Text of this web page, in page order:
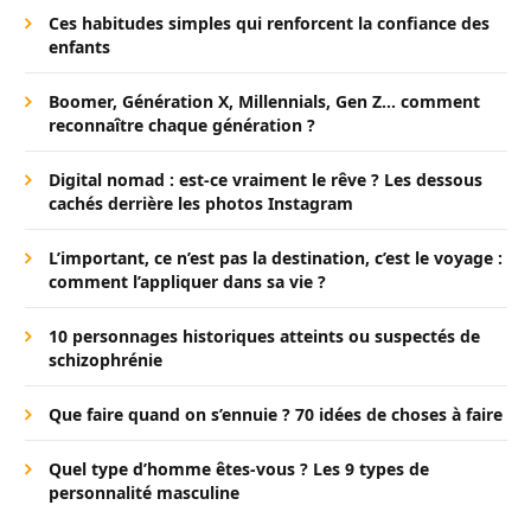
Ces habitudes simples qui renforcent la confiance des
enfants
Boomer, Génération X, Millennials, Gen Z… comment
reconnaître chaque génération ?
Digital nomad : est-ce vraiment le rêve ? Les dessous
cachés derrière les photos Instagram
L’important, ce n’est pas la destination, c’est le voyage :
comment l’appliquer dans sa vie ?
10 personnages historiques atteints ou suspectés de
schizophrénie
Que faire quand on s’ennuie ? 70 idées de choses à faire
Quel type d’homme êtes-vous ? Les 9 types de
personnalité masculine